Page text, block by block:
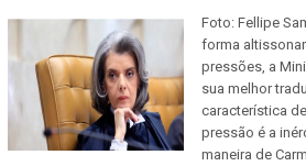
Foto: Fellipe
forma
pressões, a
sua melhor
característica
pressão é a
maneira de